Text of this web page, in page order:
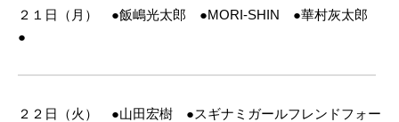
２１日（月） ●飯嶋光太郎 ●MORI-SHIN ●華村灰太郎
●
２２日（火） ●山田宏樹 ●スギナミガールフレンドフォー